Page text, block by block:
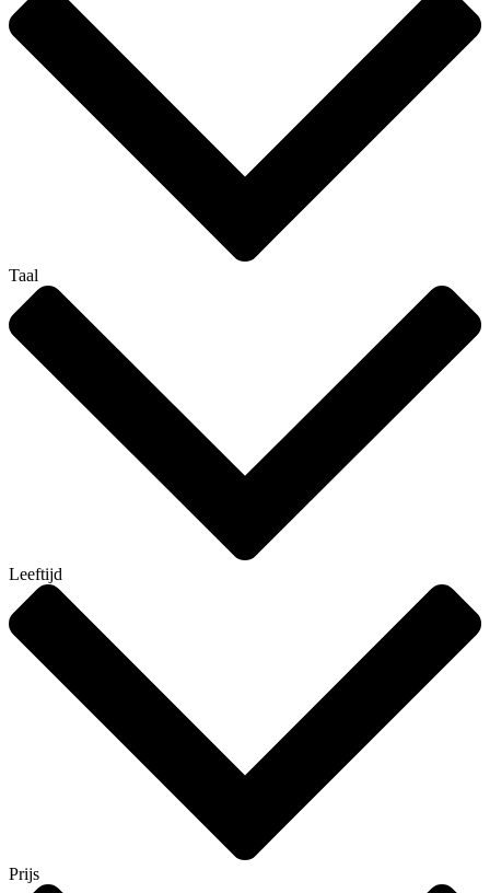
Taal
Leeftijd
Prijs